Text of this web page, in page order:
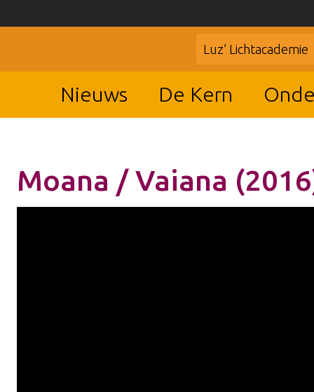
Luz’ Lichtacademie
Nieuws De Kern
Moana / Vaiana